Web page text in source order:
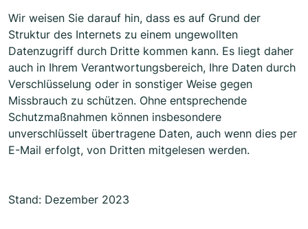
Wir weisen Sie darauf hin, dass es auf Grund der
Struktur des Internets zu einem ungewollten
Datenzugriff durch Dritte kommen kann. Es liegt daher
auch in Ihrem Verantwortungsbereich, Ihre Daten durch
Verschlüsselung oder in sonstiger Weise gegen
Missbrauch zu schützen. Ohne entsprechende
Schutzmaßnahmen können insbesondere
unverschlüsselt übertragene Daten, auch wenn dies per
E-Mail erfolgt, von Dritten mitgelesen werden.
Stand: Dezember 2023